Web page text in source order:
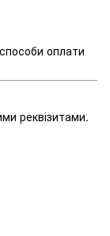
оплати
реквізитами.
0610